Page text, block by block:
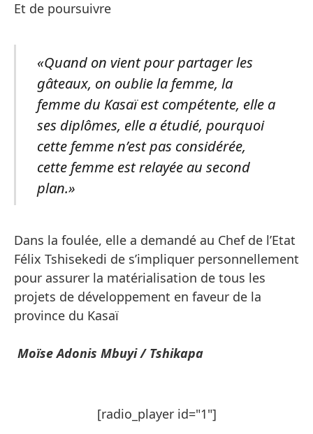
Et de poursuivre
«Quand on vient pour partager les
gâteaux, on oublie la femme, la
femme du Kasaï est compétente, elle a
ses diplômes, elle a étudié, pourquoi
cette femme n’est pas considérée,
cette femme est relayée au second
plan.»
Dans la foulée, elle a demandé au Chef de l’Etat
Félix Tshisekedi de s’impliquer personnellement
pour assurer la matérialisation de tous les
projets de développement en faveur de la
province du Kasaï
Moïse Adonis Mbuyi / Tshikapa
[radio_player id="1"]